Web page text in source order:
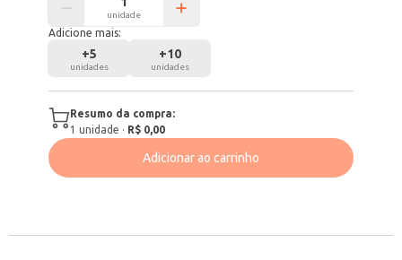
unidade
Adicione mais:
+5
unidades
+10
unidades
Resumo da compra:
1 unidade · R$ 0,00
Adicionar ao carrinho